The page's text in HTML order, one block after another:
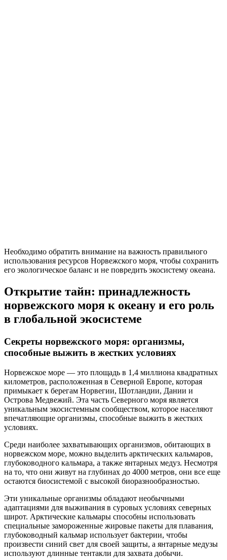
Необходимо обратить внимание на важность правильного
использования ресурсов Норвежского моря, чтобы сохранить
его экологическое баланс и не повредить экосистему океана.
Открытие тайн: принадлежность
норвежского моря к океану и его роль
в глобальной экосистеме
Секреты норвежского моря: организмы,
способные выжить в жестких условиях
Норвежское море — это площадь в 1,4 миллиона квадратных
километров, расположенная в Северной Европе, которая
примыкает к берегам Норвегии, Шотландии, Дании и
Острова Медвежий. Эта часть Северного моря является
уникальным экосистемным сообществом, которое населяют
впечатляющие организмы, способные выжить в жестких
условиях.
Среди наиболее захватывающих организмов, обитающих в
норвежском море, можно выделить арктических кальмаров,
глубоководного кальмара, а также янтарных медуз. Несмотря
на то, что они живут на глубинах до 4000 метров, они все еще
остаются биосистемой с высокой биоразнообразностью.
Эти уникальные организмы обладают необычными
адаптациями для выживания в суровых условиях северных
широт. Арктические кальмары способны использовать
специальные замороженные жировые пакеты для плавания,
глубоководный кальмар использует бактерии, чтобы
произвести синий свет для своей защиты, а янтарные медузы
используют длинные тентакли для захвата добычи.